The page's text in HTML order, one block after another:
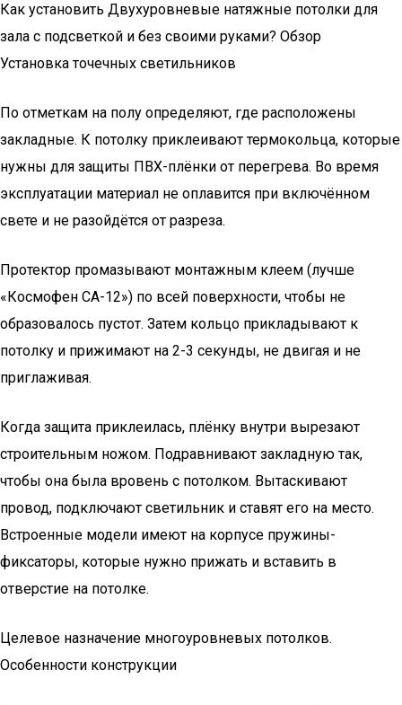
Как установить Двухуровневые натяжные потолки для
зала с подсветкой и без своими руками? Обзор
Установка точечных светильников
По отметкам на полу определяют, где расположены
закладные. К потолку приклеивают термокольца, которые
нужны для защиты ПВХ-плёнки от перегрева. Во время
эксплуатации материал не оплавится при включённом
свете и не разойдётся от разреза.
Протектор промазывают монтажным клеем (лучше
«Космофен CA-12») по всей поверхности, чтобы не
образовалось пустот. Затем кольцо прикладывают к
потолку и прижимают на 2-3 секунды, не двигая и не
приглаживая.
Когда защита приклеилась, плёнку внутри вырезают
строительным ножом. Подравнивают закладную так,
чтобы она была вровень с потолком. Вытаскивают
провод, подключают светильник и ставят его на место.
Встроенные модели имеют на корпусе пружины-
фиксаторы, которые нужно прижать и вставить в
отверстие на потолке.
Целевое назначение многоуровневых потолков.
Особенности конструкции